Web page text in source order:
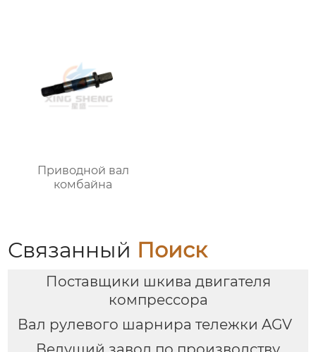
Приводной вал
комбайна
Связанный Поиск
Поставщики шкива двигателя
компрессора
Вал рулевого шарнира тележки AGV